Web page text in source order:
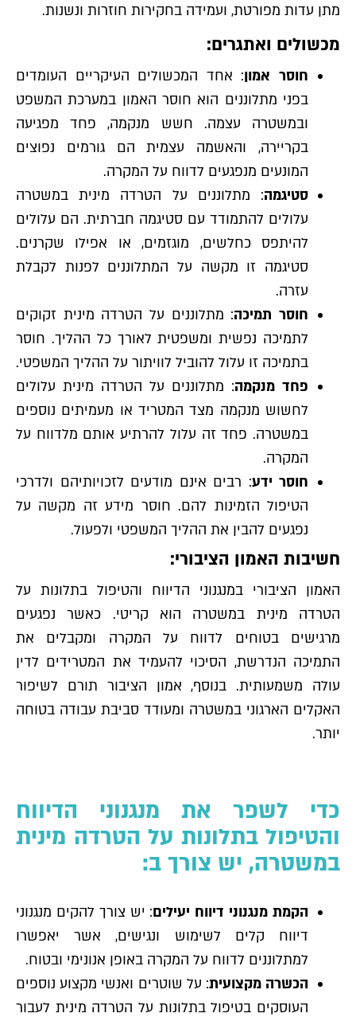
מתן עדות מפורטת, ועמידה בחקירות חוזרות ונשנות.
מכשולים ואתגרים:
חוסר אמון: אחד המכשולים העיקריים העומדים
בפני מתלוננים הוא חוסר האמון במערכת המשפט
ובמשטרה עצמה. חשש מנקמה, פחד מפגיעה
בקריירה, והאשמה עצמית הם גורמים נפוצים
המונעים מנפגעים לדווח על המקרה.
סטיגמה: מתלוננים על הטרדה מינית במשטרה
עלולים להתמודד עם סטיגמה חברתית. הם עלולים
להיתפס כחלשים, מוגזמים, או אפילו שקרנים.
סטיגמה זו מקשה על המתלוננים לפנות לקבלת
עזרה.
חוסר תמיכה: מתלוננים על הטרדה מינית זקוקים
לתמיכה נפשית ומשפטית לאורך כל ההליך. חוסר
בתמיכה זו עלול להוביל לוויתור על ההליך המשפטי.
פחד מנקמה: מתלוננים על הטרדה מינית עלולים
לחשוש מנקמה מצד המטריד או מעמיתים נוספים
במשטרה. פחד זה עלול להרתיע אותם מלדווח על
המקרה.
חוסר ידע: רבים אינם מודעים לזכויותיהם ולדרכי
הטיפול הזמינות להם. חוסר מידע זה מקשה על
נפגעים להבין את ההליך המשפטי ולפעול.
חשיבות האמון הציבורי:
האמון הציבורי במנגנוני הדיווח והטיפול בתלונות על
הטרדה מינית במשטרה הוא קריטי. כאשר נפגעים
מרגישים בטוחים לדווח על המקרה ומקבלים את
התמיכה הנדרשת, הסיכוי להעמיד את המטרידים לדין
עולה משמעותית. בנוסף, אמון הציבור תורם לשיפור
האקלים הארגוני במשטרה ומעודד סביבת עבודה בטוחה
יותר.
כדי לשפר את מנגנוני הדיווח
והטיפול בתלונות על הטרדה מינית
במשטרה, יש צורך ב:
הקמת מנגנוני דיווח יעילים: יש צורך להקים מנגנוני
דיווח קלים לשימוש ונגישים, אשר יאפשרו
למתלוננים לדווח על המקרה באופן אנונימי ובטוח.
הכשרה מקצועית: על שוטרים ואנשי מקצוע נוספים
העוסקים בטיפול בתלונות על הטרדה מינית לעבור